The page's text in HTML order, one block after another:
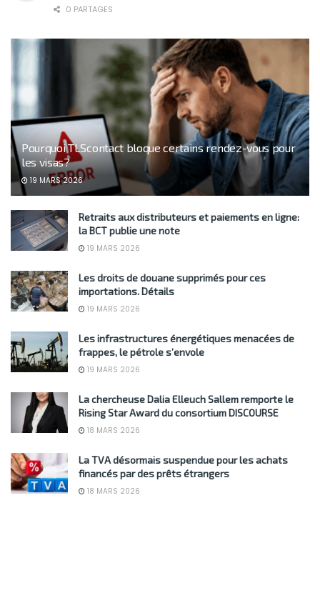
0 PARTAGES
Pourquoi TLScontact bloque certains rendez-vous pour
les visas?
19 MARS 2026
Retraits aux distributeurs et paiements en ligne:
la BCT publie une note
19 MARS 2026
Les droits de douane supprimés pour ces
importations. Détails
19 MARS 2026
Les infrastructures énergétiques menacées de
frappes, le pétrole s’envole
19 MARS 2026
La chercheuse Dalia Elleuch Sallem remporte le
Rising Star Award du consortium DISCOURSE
18 MARS 2026
La TVA désormais suspendue pour les achats
financés par des prêts étrangers
18 MARS 2026